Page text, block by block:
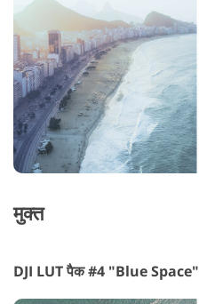
मुक्त
DJI LUT पैक #4 "Blue Space"